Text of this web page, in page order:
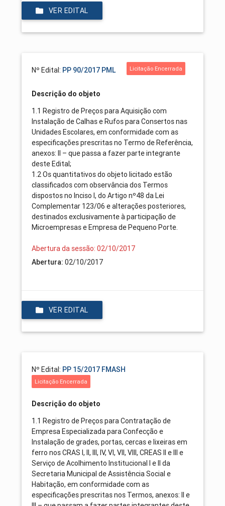
VER EDITAL
Nº Edital: PP 90/2017 PML Licitação Encerrada
Descrição do objeto
1.1 Registro de Preços para Aquisição com
Instalação de Calhas e Rufos para Consertos nas
Unidades Escolares, em conformidade com as
especificações prescritas no Termo de Referência,
anexos: II – que passa a fazer parte integrante
deste Edital;
1.2 Os quantitativos do objeto licitado estão
classificados com observância dos Termos
dispostos no Inciso I, do Artigo nº48 da Lei
Complementar 123/06 e alterações posteriores,
destinados exclusivamente à participação de
Microempresas e Empresa de Pequeno Porte.
Abertura da sessão: 02/10/2017
Abertura: 02/10/2017
VER EDITAL
Nº Edital: PP 15/2017 FMASH
Licitação Encerrada
Descrição do objeto
1.1 Registro de Preços para Contratação de
Empresa Especializada para Confecção e
Instalação de grades, portas, cercas e lixeiras em
ferro nos CRAS I, II, III, IV, VI, VII, VIII, CREAS II e III e
Serviço de Acolhimento Institucional I e II da
Secretaria Municipal de Assistência Social e
Habitação, em conformidade com as
especificações prescritas nos Termos, anexos: II e